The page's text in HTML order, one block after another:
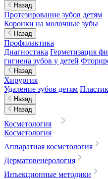
Назад
Протезирование зубов детям
Коронки на молочные зубы
Назад
Профилактика
Диагностика Герметизация
гигиена зубов у детей
Назад
Хирургия
Удаление зубов детям
Назад
Назад
Косметология
Косметология
Аппаратная косметология
Дерматовенерология
Инъекционные методики